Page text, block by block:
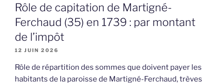
Rôle de capitation de Martigné-
Ferchaud (35) en 1739 : par montant
de l’impôt
12 JUIN 2026
Rôle de répartition des sommes que doivent payer les
habitants de la paroisse de Martigné-Ferchaud, trèves